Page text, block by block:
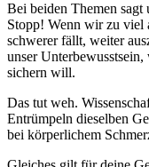
Bei beiden Themen sagt
Stopp! Wenn wir zu viel
schwerer fällt, weiter
unser
sichern will.
Das tut weh.
Entrümpeln dieselben
bei körperlichem